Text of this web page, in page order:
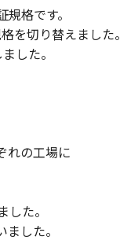
格です。
を切り替えました。
した。
れの工場に
た。
した。